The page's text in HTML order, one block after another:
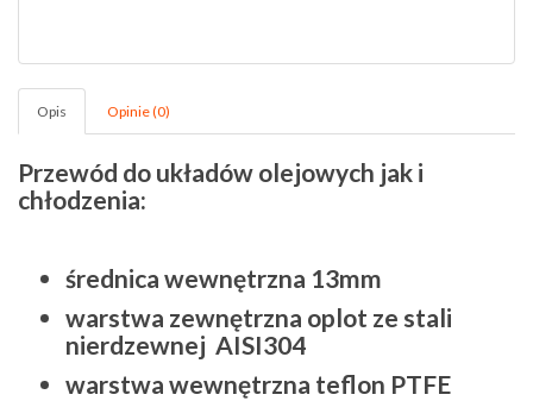
Opis Opinie (0)
Przewód do układów olejowych jak i
chłodzenia:
średnica wewnętrzna 13mm
warstwa zewnętrzna oplot ze stali
nierdzewnej AISI304
warstwa wewnętrzna teflon PTFE